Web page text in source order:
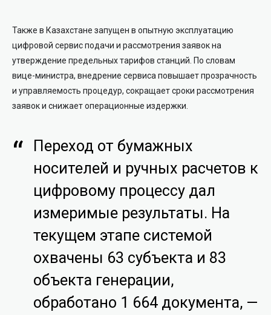
Также в Казахстане запущен в опытную эксплуатацию
цифровой сервис подачи и рассмотрения заявок на
утверждение предельных тарифов станций. По словам
вице-министра, внедрение сервиса повышает прозрачность
и управляемость процедур, сокращает сроки рассмотрения
заявок и снижает операционные издержки.
Переход от бумажных
носителей и ручных расчетов к
цифровому процессу дал
измеримые результаты. На
текущем этапе системой
охвачены 63 субъекта и 83
объекта генерации,
обработано 1 664 документа, —